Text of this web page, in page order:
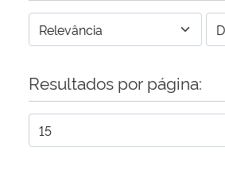
Resultados por página: